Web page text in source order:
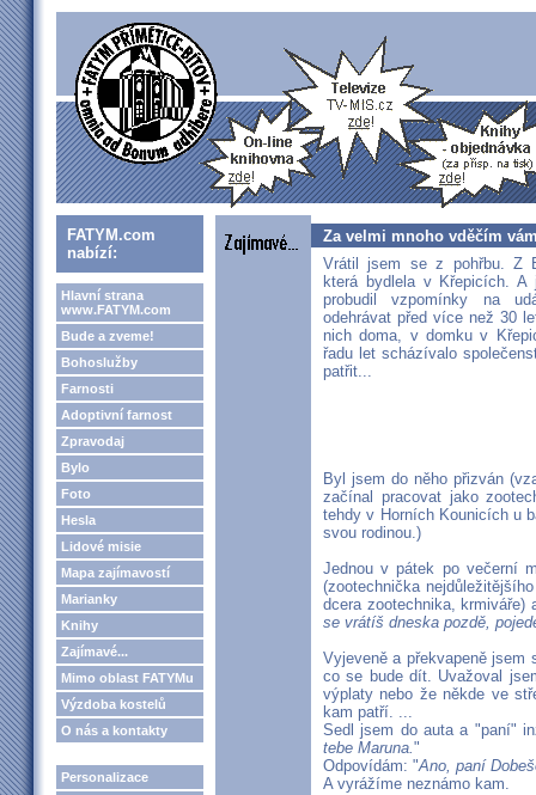
FATYM.com
nabízí:
Hlavní strana
www.FATYM.com
Bude a zveme!
Bohoslužby
Farnosti
Adoptivní farnost
Zpravodaj
Bylo
Foto
Hesla
Lidové misie
Mapa zajímavostí
Marianky
Knihy
Zajímavé...
Mimo oblast FATYMu
Výzdoba kostelů
O nás a kontakty
Personalizace
Za velmi mnoho vděčím
Vrátil jsem se z pohřbu. Z
která bydlela v Křepicích.
probudil vzpomínky na
odehrávat před více než 30
nich doma, v domku v
řadu let scházívalo
patřit...
Byl jsem do něho přizván
začínal pracovat jako
tehdy v Horních Kounicích u
svou rodinou.)
Jednou v pátek po večerní
(zootechnička
dcera zootechnika, krmiváře)
se vrátíš dneska pozdě,
Vyjeveně a překvapeně jsem
co se bude dít. Uvažoval
výplaty nebo že někde ve
kam patří. ...
Sedl jsem do auta a "paní"
tebe Maruna."
Odpovídám: "Ano, paní
A vyrážíme neznámo kam.